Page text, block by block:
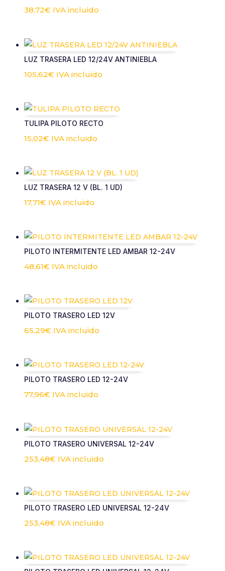
38,72€ IVA incluido
LUZ TRASERA LED 12/24V ANTINIEBLA
105,62€ IVA incluido
TULIPA PILOTO RECTO
15,02€ IVA incluido
LUZ TRASERA 12 V (BL. 1 UD)
17,71€ IVA incluido
PILOTO INTERMITENTE LED AMBAR 12-24V
48,61€ IVA incluido
PILOTO TRASERO LED 12V
65,29€ IVA incluido
PILOTO TRASERO LED 12-24V
77,96€ IVA incluido
PILOTO TRASERO UNIVERSAL 12-24V
253,48€ IVA incluido
PILOTO TRASERO LED UNIVERSAL 12-24V
253,48€ IVA incluido